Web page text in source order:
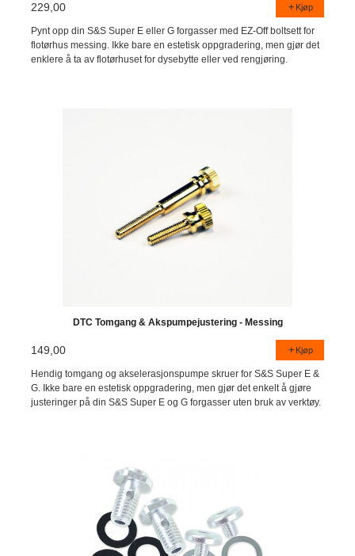
229,00 Kjøp
Pynt opp din S&S Super E eller G forgasser med EZ-Off boltsett for
flotørhus messing. Ikke bare en estetisk oppgradering, men gjør det
enklere å ta av flotørhuset for dysebytte eller ved rengjøring.
DTC Tomgang & Akspumpejustering - Messing
149,00 Kjøp
Hendig tomgang og akselerasjonspumpe skruer for S&S Super E &
G. Ikke bare en estetisk oppgradering, men gjør det enkelt å gjøre
justeringer på din S&S Super E og G forgasser uten bruk av verktøy.